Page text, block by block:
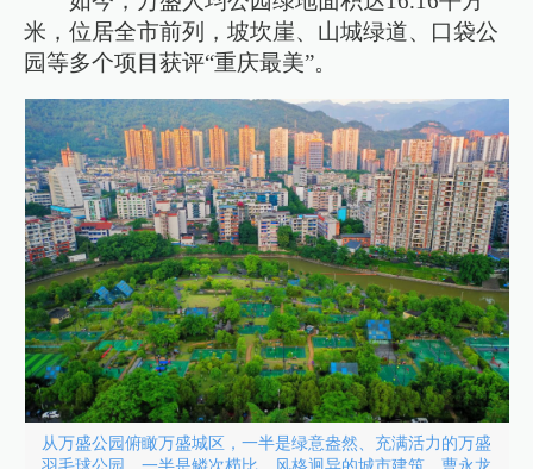
米，位居全市前列，坡坎崖、山城绿道、口袋公
园等多个项目获评“重庆最美”。
从万盛公园俯瞰万盛城区，一半是绿意盎然、充满活力的万盛
羽毛球公园，一半是鳞次栉比、风格迥异的城市建筑。曹永龙